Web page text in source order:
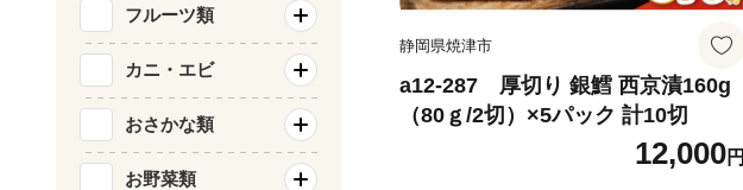
静岡県焼津市
a12-287 厚切り 銀鱈 西京漬160g
（80ｇ/2切）×5パック 計10切
12,000円
フルーツ類
カニ・エビ
おさかな類
お野菜類